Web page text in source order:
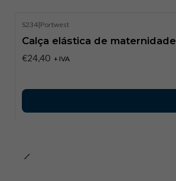
S234|Portwest
Calça elástica de maternidade
€24,40 + IVA